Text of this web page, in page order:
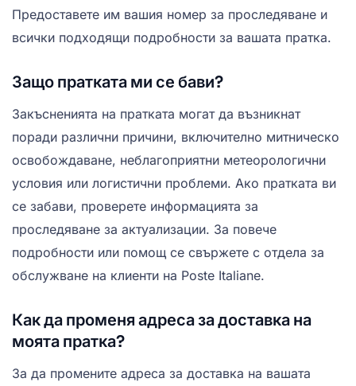
Предоставете им вашия номер за проследяване и
всички подходящи подробности за вашата пратка.
Защо пратката ми се бави?
Закъсненията на пратката могат да възникнат
поради различни причини, включително митническо
освобождаване, неблагоприятни метеорологични
условия или логистични проблеми. Ако пратката ви
се забави, проверете информацията за
проследяване за актуализации. За повече
подробности или помощ се свържете с отдела за
обслужване на клиенти на Poste Italiane.
Как да променя адреса за доставка на
моята пратка?
За да промените адреса за доставка на вашата